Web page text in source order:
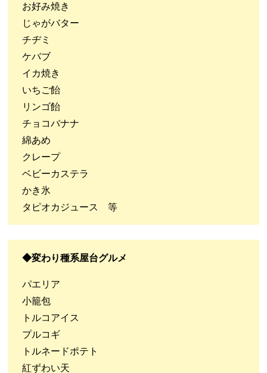
お好み焼き
じゃがバター
チヂミ
ケバブ
イカ焼き
いちご飴
リンゴ飴
チョコバナナ
綿あめ
クレープ
ベビーカステラ
かき氷
タピオカジュース 等
◆変わり種系屋台グルメ
パエリア
小籠包
トルコアイス
プルコギ
トルネードポテト
紅ずわい天